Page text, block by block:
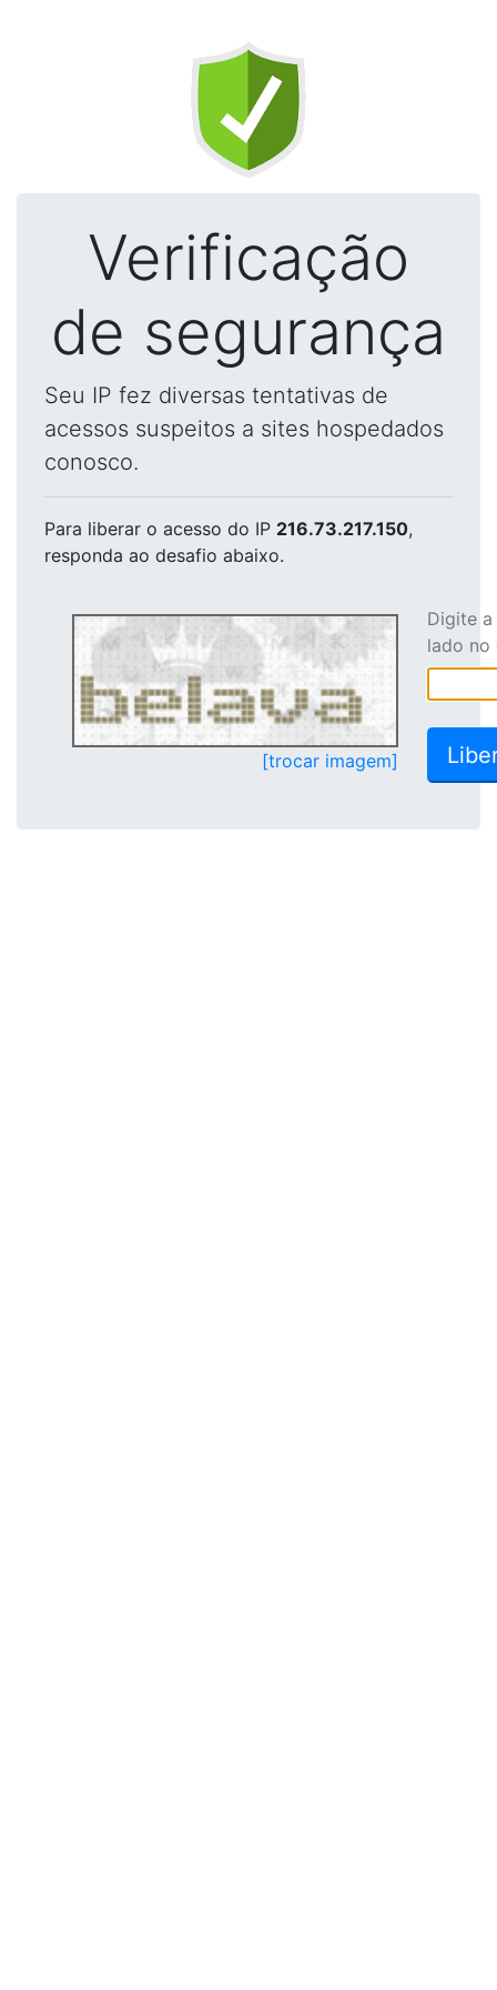
Verificação
de segurança
Seu IP fez diversas tentativas de
acessos suspeitos a sites hospedados
conosco.
Para liberar o acesso do IP 216.73.217.150,
responda ao desafio abaixo.
[trocar imagem]
Digite
lado no